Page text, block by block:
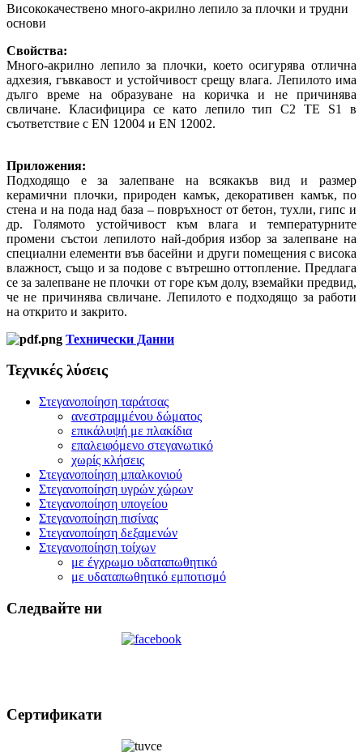
Висококачествено много-акрилно лепило за плочки и трудни
основи
Свойства:
Много-акрилно лепило за плочки, което осигурява отлична
адхезия, гъвкавост и устойчивост срещу влага. Лепилото има
дълго време на образуване на коричка и не причинява
свличане. Класифицира се като лепило тип C2 TE S1 в
съответствие с EN 12004 и ЕΝ 12002.
Приложения:
Подходящо е за залепване на всякакъв вид и размер
керамични плочки, природен камък, декоративен камък, по
стена и на пода над база – повръхност от бетон, тухли, гипс и
др. Голямото устойчивост към влага и температурните
промени състои лепилото най-добрия избор за залепване на
специални елементи във басейни и други помещения с висока
влажност, също и за подове с вътрешно оттопление. Предлага
се за залепване не плочки от горе към долу, вземайки предвид,
че не причинява свличане. Лепилото е подходящо за работи
на открито и закрито.
Технически Данни
Τεχνικές λύσεις
Στεγανοποίηση ταράτσας
ανεστραμμένου δώματος
επικάλυψή με πλακίδια
επαλειφόμενο στεγανωτικό
χωρίς κλήσεις
Στεγανοποίηση μπαλκονιού
Στεγανοποίηση υγρών χώρων
Στεγανοποίηση υπογείου
Στεγανοποίηση πισίνας
Στεγανοποίηση δεξαμενών
Στεγανοποίηση τοίχων
με έγχρωμο υδαταπωθητικό
με υδαταπωθητικό εμποτισμό
Следвайте ни
Сертификати